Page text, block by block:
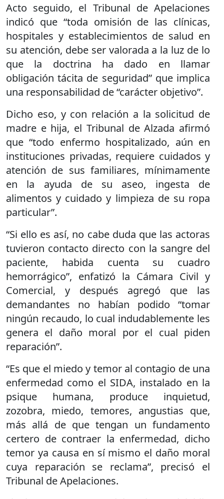
Acto seguido, el Tribunal de Apelaciones
indicó que “toda omisión de las clínicas,
hospitales y establecimientos de salud en
su atención, debe ser valorada a la luz de lo
que la doctrina ha dado en llamar
obligación tácita de seguridad” que implica
una responsabilidad de “carácter objetivo”.
Dicho eso, y con relación a la solicitud de
madre e hija, el Tribunal de Alzada afirmó
que “todo enfermo hospitalizado, aún en
instituciones privadas, requiere cuidados y
atención de sus familiares, mínimamente
en la ayuda de su aseo, ingesta de
alimentos y cuidado y limpieza de su ropa
particular”.
“Si ello es así, no cabe duda que las actoras
tuvieron contacto directo con la sangre del
paciente, habida cuenta su cuadro
hemorrágico”, enfatizó la Cámara Civil y
Comercial, y después agregó que las
demandantes no habían podido “tomar
ningún recaudo, lo cual indudablemente les
genera el daño moral por el cual piden
reparación”.
“Es que el miedo y temor al contagio de una
enfermedad como el SIDA, instalado en la
psique humana, produce inquietud,
zozobra, miedo, temores, angustias que,
más allá de que tengan un fundamento
certero de contraer la enfermedad, dicho
temor ya causa en sí mismo el daño moral
cuya reparación se reclama”, precisó el
Tribunal de Apelaciones.